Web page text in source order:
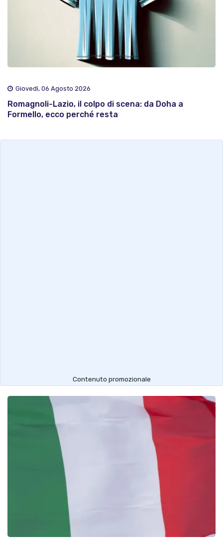
Giovedì, 06 Agosto 2026
Romagnoli-Lazio, il colpo di scena: da Doha a
Formello, ecco perché resta
Contenuto promozionale